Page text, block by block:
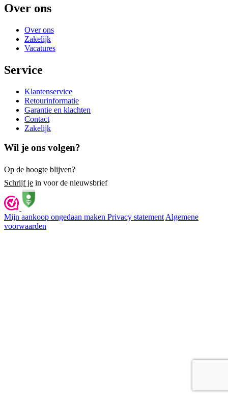
Over ons
Over ons
Zakelijk
Vacatures
Service
Klantenservice
Retourinformatie
Garantie en klachten
Contact
Zakelijk
Wil je ons volgen?
Op de hoogte blijven?
Schrijf je in voor de nieuwsbrief
Mijn aankoop ongedaan maken Privacy statement Algemene
voorwaarden